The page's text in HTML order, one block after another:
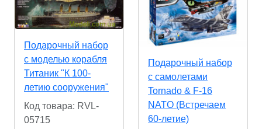
Подарочный набор
с моделью корабля
Титаник "К 100-
летию сооружения"
Код товара: RVL-
05715
Подарочный набор
с самолетами
Tornado & F-16
NATO (Встречаем
60-летие)